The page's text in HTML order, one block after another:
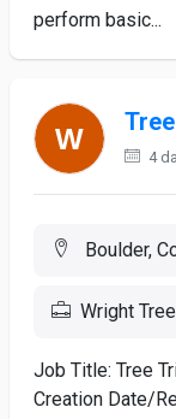
perform basic...
4
Boulder,
Wright
Job Title: Tree
Creation Date/